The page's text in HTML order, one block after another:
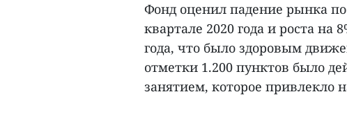
Фонд оценил падение рынка
квартале 2020 года и роста на
года, что было здоровым
отметки 1.200 пунктов было
занятием, которое